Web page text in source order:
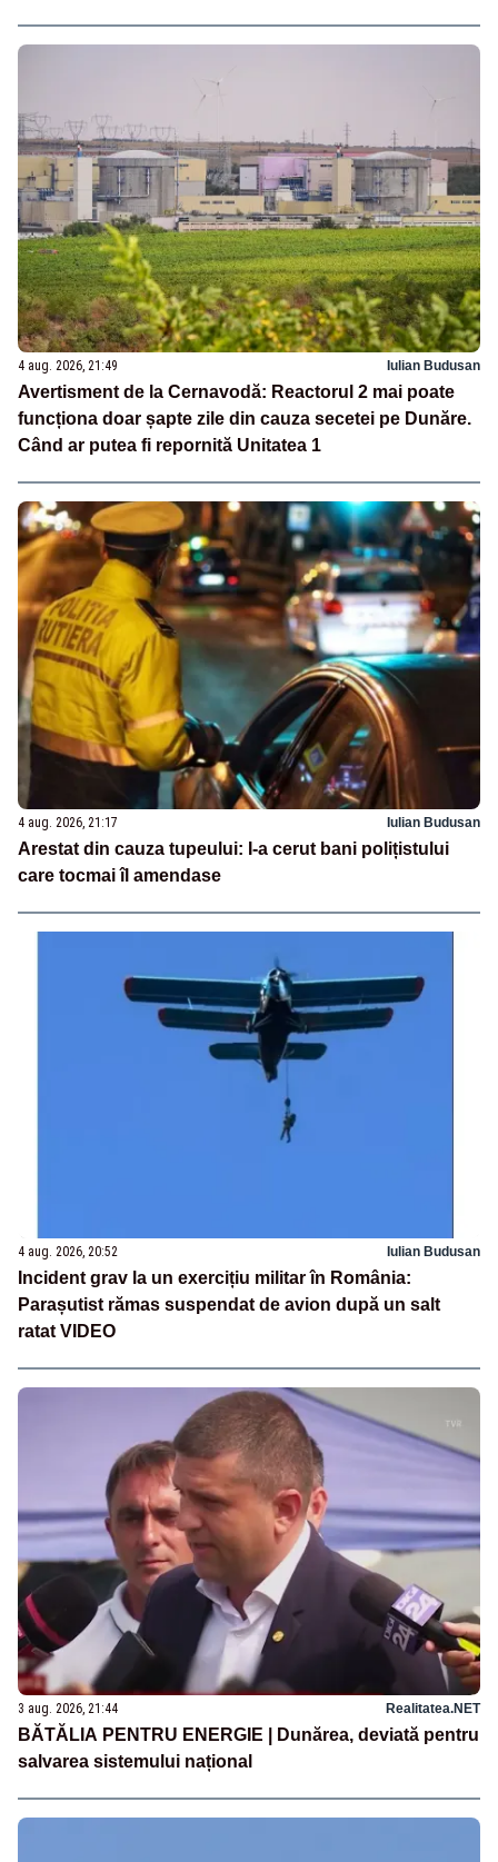
4 aug. 2026, 21:49 Iulian Budusan
Avertisment de la Cernavodă: Reactorul 2 mai poate
funcționa doar șapte zile din cauza secetei pe Dunăre.
Când ar putea fi repornită Unitatea 1
4 aug. 2026, 21:17 Iulian Budusan
Arestat din cauza tupeului: I-a cerut bani polițistului
care tocmai îl amendase
4 aug. 2026, 20:52 Iulian Budusan
Incident grav la un exercițiu militar în România:
Parașutist rămas suspendat de avion după un salt
ratat VIDEO
3 aug. 2026, 21:44 Realitatea.NET
BĂTĂLIA PENTRU ENERGIE | Dunărea, deviată pentru
salvarea sistemului național